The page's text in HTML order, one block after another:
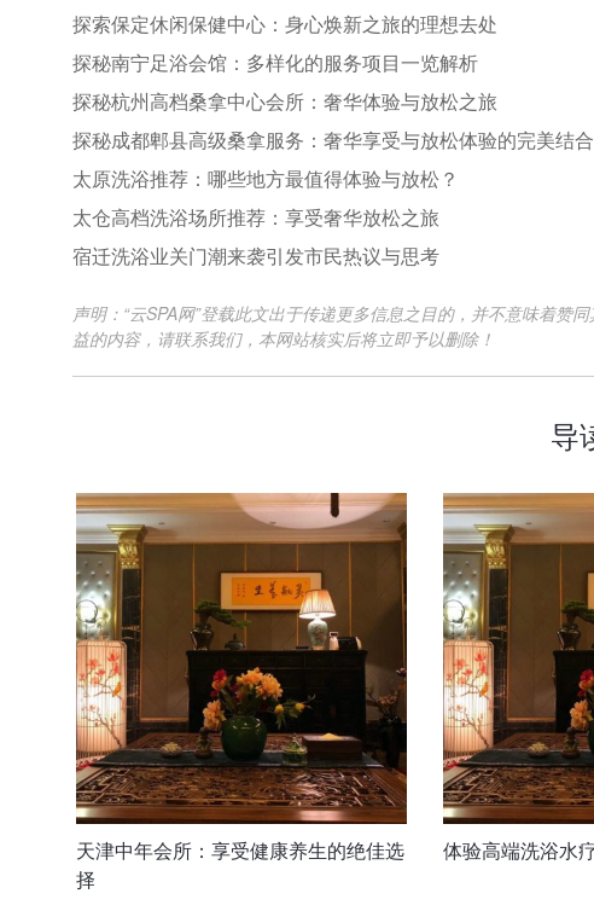
探索保定休闲保健中心：身心焕新之旅的理想去处
探秘南宁足浴会馆：多样化的服务项目一览解析
探秘杭州高档桑拿中心会所：奢华体验与放松之旅
探秘成都郫县高级桑拿服务：奢华享受与放松体验的完美结合
太原洗浴推荐：哪些地方最值得体验与放松？
太仓高档洗浴场所推荐：享受奢华放松之旅
宿迁洗浴业关门潮来袭引发市民热议与思考
声明：“云SPA网”登载此文出于传递更多信息之目的，并不意味着
益的内容，请联系我们，本网站核实后将立即予以删除！
导
天津中年会所：享受健康养生的绝佳选
择
体验高端洗浴水